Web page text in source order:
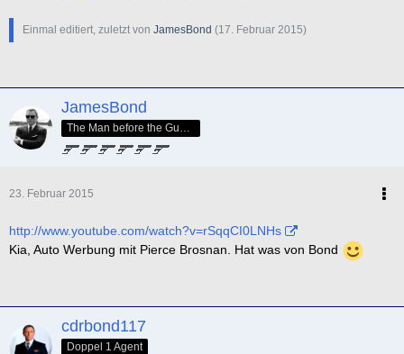
Einmal editiert, zuletzt von JamesBond (17. Februar 2015)
JamesBond
The Man before the GunBarrel
23. Februar 2015
http://www.youtube.com/watch?v=rSqqCI0LNHs
Kia, Auto Werbung mit Pierce Brosnan. Hat was von Bond
cdrbond117
Doppel 1 Agent